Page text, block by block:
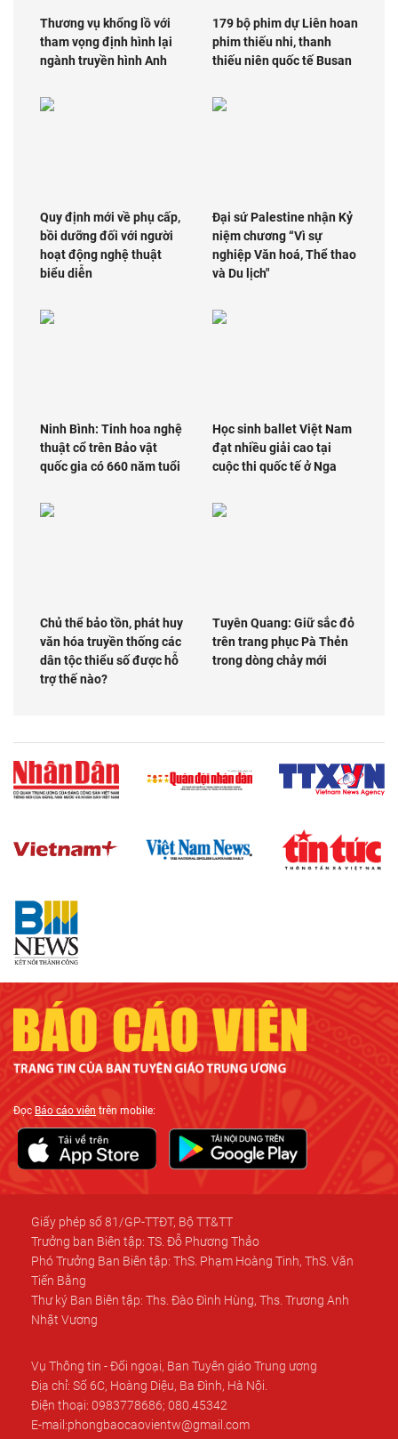
Thương vụ khổng lồ với
tham vọng định hình lại
ngành truyền hình Anh
179 bộ phim dự Liên hoan
phim thiếu nhi, thanh
thiếu niên quốc tế Busan
Quy định mới về phụ cấp,
bồi dưỡng đối với người
hoạt động nghệ thuật
biểu diễn
Đại sứ Palestine nhận Kỷ
niệm chương “Vì sự
nghiệp Văn hoá, Thể thao
và Du lịch"
Ninh Bình: Tinh hoa nghệ
thuật cổ trên Bảo vật
quốc gia có 660 năm tuổi
Học sinh ballet Việt Nam
đạt nhiều giải cao tại
cuộc thi quốc tế ở Nga
Chủ thể bảo tồn, phát huy
văn hóa truyền thống các
dân tộc thiểu số được hỗ
trợ thế nào?
Tuyên Quang: Giữ sắc đỏ
trên trang phục Pà Thẻn
trong dòng chảy mới
ĐọcBáo cáo viên trên mobile:
Giấy phép số 81/GP-TTĐT, Bộ TT&TT
Trưởng ban Biên tập: TS. Đỗ Phương Thảo
Phó Trưởng Ban Biên tập: ThS. Phạm Hoàng Tinh, ThS. Văn
Tiến Bằng
Thư ký Ban Biên tập: Ths. Đào Đình Hùng, Ths. Trương Anh
Nhật Vương
Vụ Thông tin - Đối ngoại, Ban Tuyên giáo Trung ương
Địa chỉ: Số 6C, Hoàng Diệu, Ba Đình, Hà Nội.
Điện thoại: 0983778686; 080.45342
E-mail:phongbaocaovientw@gmail.com